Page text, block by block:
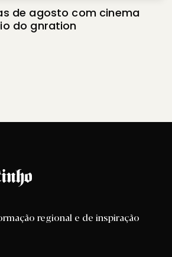
de agosto com cinema
do gnration
regional e de inspiração